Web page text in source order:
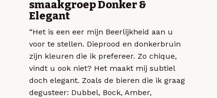
smaakgroep Donker &
Elegant
“Het is een eer mijn Beerlijkheid aan u
voor te stellen. Dieprood en donkerbruin
zijn kleuren die ik prefereer. Zo chique,
vindt u ook niet? Het maakt mij subtiel
doch elegant. Zoals de bieren die ik graag
degusteer: Dubbel, Bock, Amber,